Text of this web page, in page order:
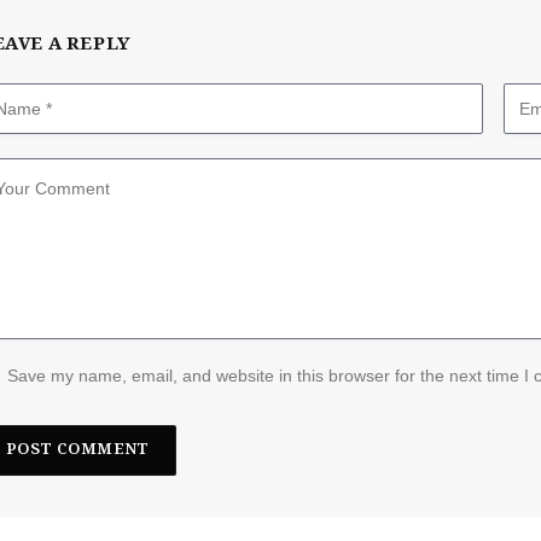
A REPLY
Save my name, email, and website in this browser for the next time I